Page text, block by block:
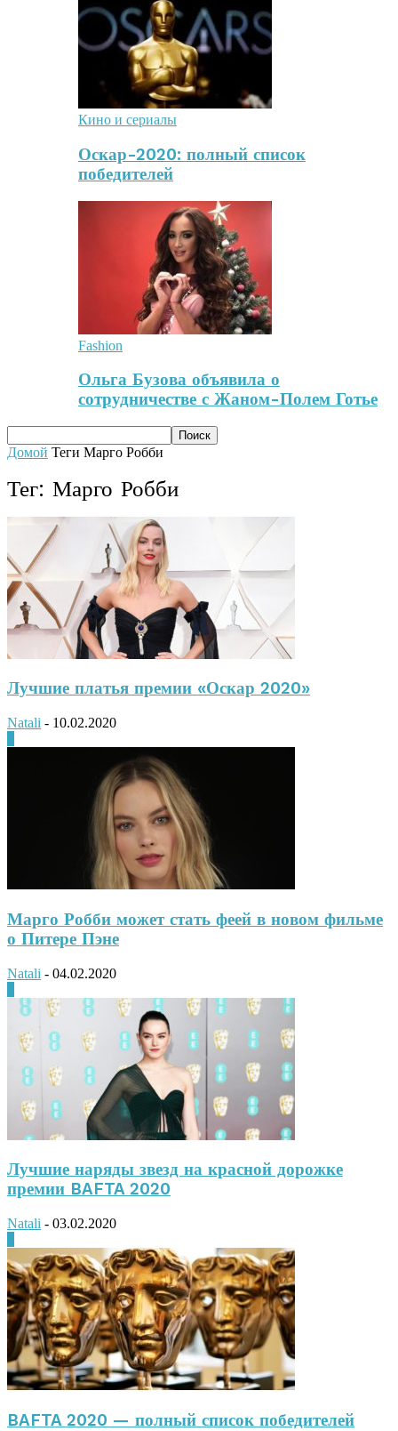
Кино и сериалы
Оскар-2020: полный список
победителей
Fashion
Ольга Бузова объявила о
сотрудничестве с Жаном-Полем Готье
Домой Теги Марго Робби
Тег: Марго Робби
Лучшие платья премии «Оскар 2020»
Natali - 10.02.2020
Марго Робби может стать феей в новом фильме
о Питере Пэне
Natali - 04.02.2020
Лучшие наряды звезд на красной дорожке
премии BAFTA 2020
Natali - 03.02.2020
BAFTA 2020 — полный список победителей